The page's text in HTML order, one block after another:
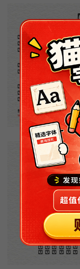
地不问东西，凡木刻的图版
退；清光绪中，英人傅兰雅氏编
图版来。那就是所谓「木口木刻
中国人读的英文书上的插画，是同
那时我还是一个儿童，见了
还有一种由画家一手造成的版画
品，毫不假手于刻者和印者的。
但是至今没有一本讲说木刻
展下去，路是广大得很。题材会
还有开出一条新的路径来的希望
光焰。
找免费商用中文字体就上猫啃网
www.maoken.com
但
是
至
今
没
有
一
本
讲
说
木
刻
的
书
，
这
才
是
第一
本
。
虽
然
稍
简
略
，
却
已
经
给
了
读
者
一
个
大
意。
由
此
发
展
下
去
，
路
是
广
大
得
很
。
题
材
会
丰
富起
来
的
，
技
艺
也
会
精
炼
起
来
的
，
采
取
新
法
，
加以
中
国
旧
日
之
所
长
，
还
有
开
出
一
条
新
的
路
径
来的
希
望
。
那
时
作
者
各
将
自
己
的
本
领
和
心
得
，
贡献
出
来
，
中
国
的
木
刻
界
就
会
发
生
光
焰
。